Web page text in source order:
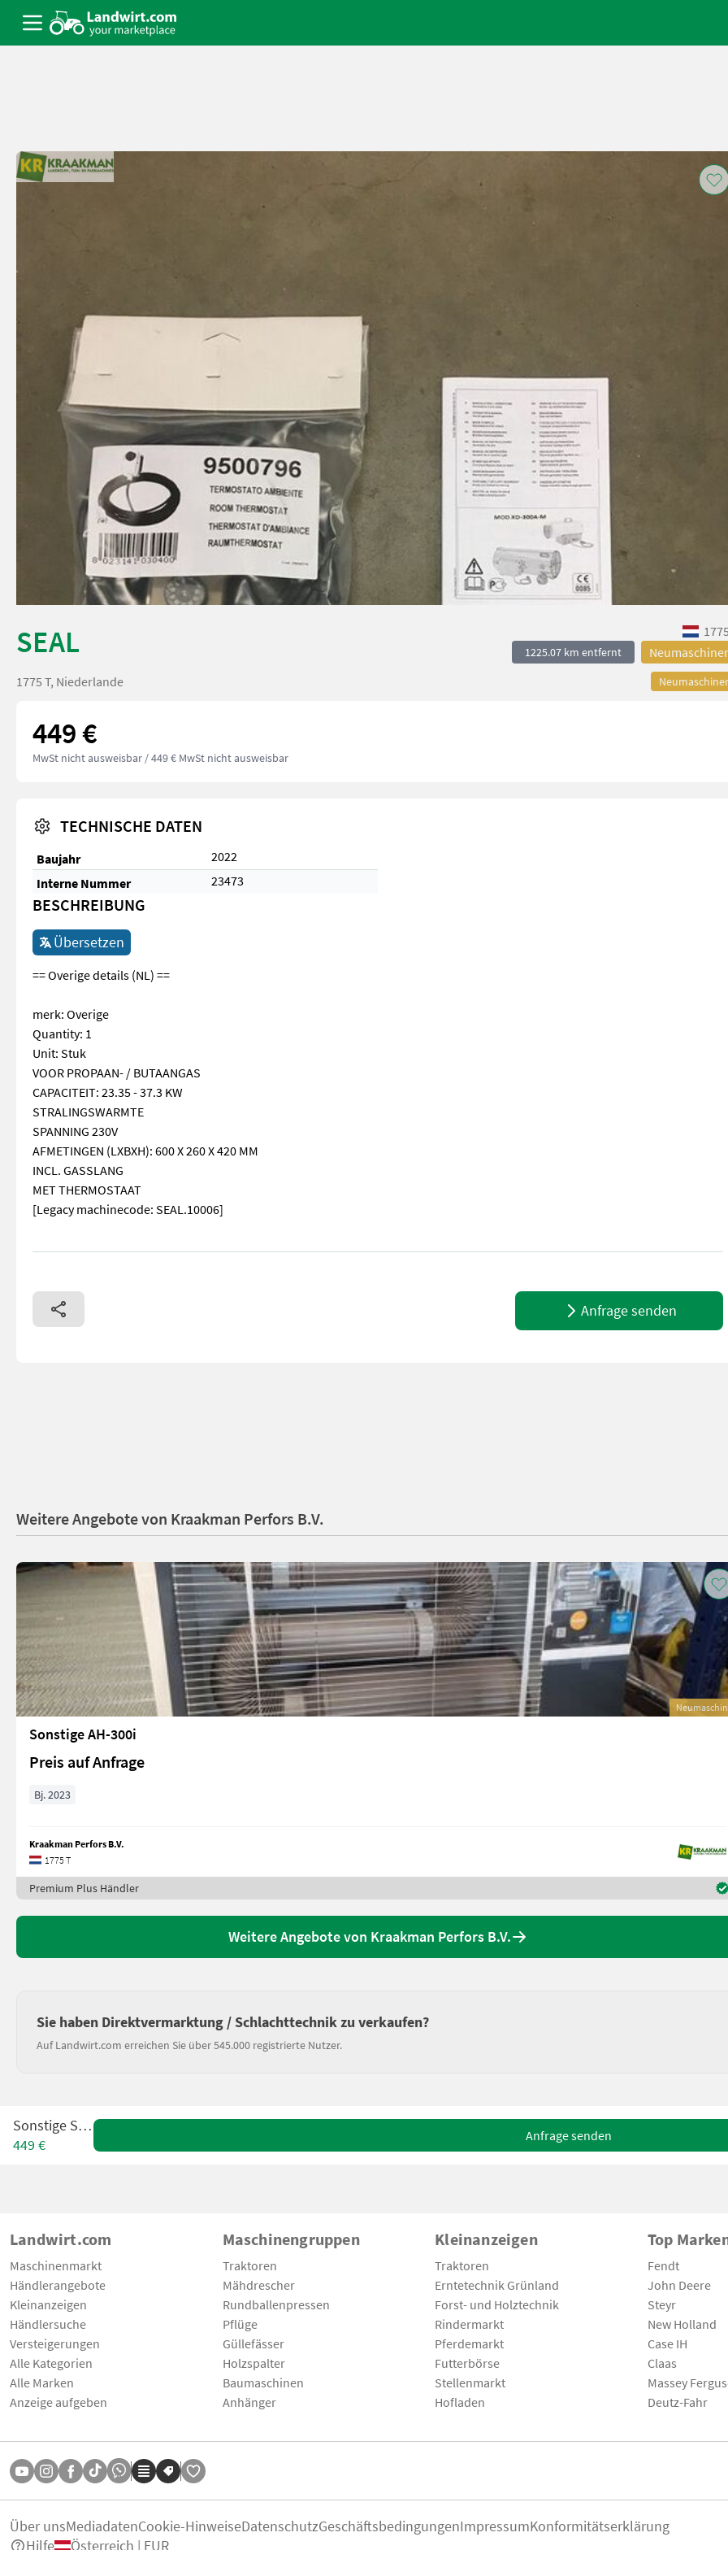
SEAL 1225.07 km entfernt
1775 T, Niederlande
449 €
MwSt nicht ausweisbar / 449 € MwSt nicht ausweisbar
TECHNISCHE DATEN
Baujahr
2022
Interne Nummer
23473
BESCHREIBUNG
Übersetzen
== Overige details (NL) ==
merk: Overige
Quantity: 1
Unit: Stuk
VOOR PROPAAN- / BUTAANGAS
CAPACITEIT: 23.35 - 37.3 KW
STRALINGSWARMTE
SPANNING 230V
AFMETINGEN (LXBXH): 600 X 260 X 420 MM
INCL. GASSLANG
MET THERMOSTAAT
[Legacy machinecode: SEAL.10006]
== Overige details (NL) == merk: Overige Quantity: 1 Unit: Stuk VOOR PROPAAN- / BUTAANGAS CAPACITEIT: 23.35 - 37.3 KW
Anfrage senden
Weitere Angebote von Kraakman Perfors B.V.
Sonstige AH-300i
Preis auf Anfrage
Bj. 2023
Kraakman Perfors B.V.
1775 T
Premium Plus Händler
Weitere Angebote von Kraakman Perfors B.V.
Sie haben Direktvermarktung / Schlachttechnik zu verkaufen?
Auf Landwirt.com erreichen Sie über 545.000 registrierte Nutzer.
Sonstige SEAL
449 €
Anfrage senden
Landwirt.com
Maschinenmarkt
Händlerangebote
Kleinanzeigen
Händlersuche
Versteigerungen
Alle Kategorien
Alle Marken
Anzeige aufgeben
Maschinengruppen
Traktoren
Mähdrescher
Rundballenpressen
Pflüge
Güllefässer
Holzspalter
Baumaschinen
Anhänger
Kleinanzeigen
Traktoren
Erntetechnik Grünland
Forst- und Holztechnik
Rindermarkt
Pferdemarkt
Futterbörse
Stellenmarkt
Hofladen
Top
Fendt
John Deere
Steyr
New Holland
Case IH
Claas
Massey
Deutz-Fahr
Über unsMediadatenCookie-HinweiseDatenschutzGeschäftsbedingungenImpressumKonformitätserklärung
Hilfe
Österreich | EUR